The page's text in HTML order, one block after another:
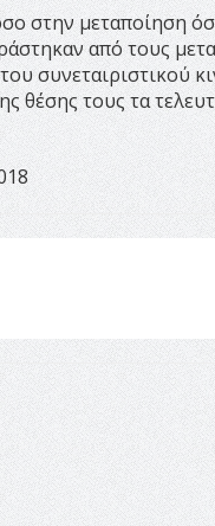
στην μεταποίηση
από τους
συνεταιριστικού
θέσης τους τα